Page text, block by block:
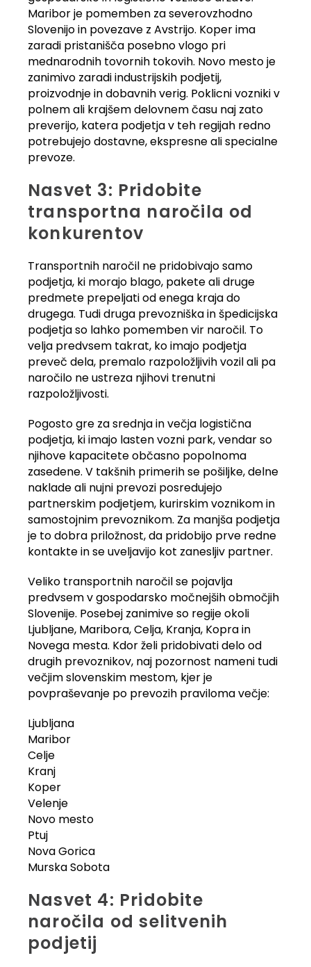
Maribor je pomemben za severovzhodno
Slovenijo in povezave z Avstrijo. Koper ima
zaradi pristanišča posebno vlogo pri
mednarodnih tovornih tokovih. Novo mesto je
zanimivo zaradi industrijskih podjetij,
proizvodnje in dobavnih verig. Poklicni vozniki v
polnem ali krajšem delovnem času naj zato
preverijo, katera podjetja v teh regijah redno
potrebujejo dostavne, ekspresne ali specialne
prevoze.
Nasvet 3: Pridobite
transportna naročila od
konkurentov
Transportnih naročil ne pridobivajo samo
podjetja, ki morajo blago, pakete ali druge
predmete prepeljati od enega kraja do
drugega. Tudi druga prevozniška in špedicijska
podjetja so lahko pomemben vir naročil. To
velja predvsem takrat, ko imajo podjetja
preveč dela, premalo razpoložljivih vozil ali pa
naročilo ne ustreza njihovi trenutni
razpoložljivosti.
Pogosto gre za srednja in večja logistična
podjetja, ki imajo lasten vozni park, vendar so
njihove kapacitete občasno popolnoma
zasedene. V takšnih primerih se pošiljke, delne
naklade ali nujni prevozi posredujejo
partnerskim podjetjem, kurirskim voznikom in
samostojnim prevoznikom. Za manjša podjetja
je to dobra priložnost, da pridobijo prve redne
kontakte in se uveljavijo kot zanesljiv partner.
Veliko transportnih naročil se pojavlja
predvsem v gospodarsko močnejših območjih
Slovenije. Posebej zanimive so regije okoli
Ljubljane, Maribora, Celja, Kranja, Kopra in
Novega mesta. Kdor želi pridobivati delo od
drugih prevoznikov, naj pozornost nameni tudi
večjim slovenskim mestom, kjer je
povpraševanje po prevozih praviloma večje:
Ljubljana
Maribor
Celje
Kranj
Koper
Velenje
Novo mesto
Ptuj
Nova Gorica
Murska Sobota
Nasvet 4: Pridobite
naročila od selitvenih
podjetij